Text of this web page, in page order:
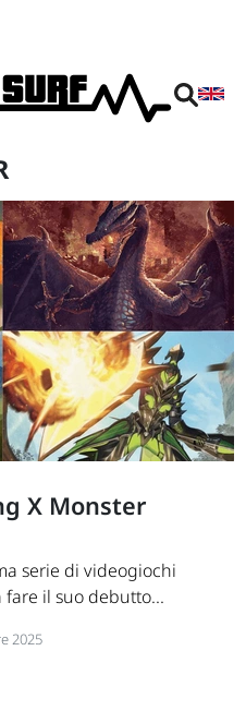
X Monster
serie di videogiochi
il suo debutto...
2025